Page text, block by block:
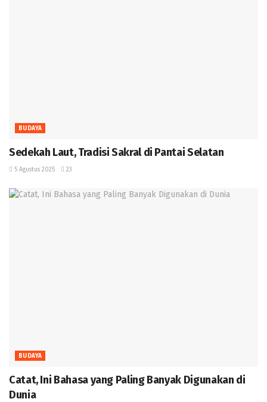
BUDAYA
Sedekah Laut, Tradisi Sakral di Pantai Selatan
5 Agustus 2025 23
BUDAYA
‎Catat, Ini Bahasa yang Paling Banyak Digunakan di
Dunia ‎